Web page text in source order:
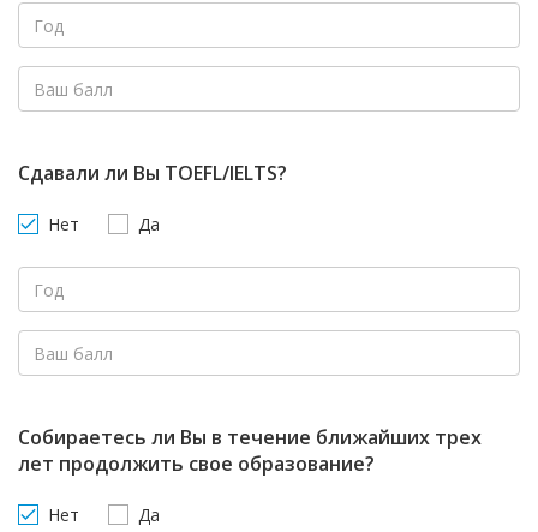
Сдавали ли Вы TOEFL/IELTS?
Нет Да
Собираетесь ли Вы в течение ближайших трех
лет продолжить свое образование?
Нет Да